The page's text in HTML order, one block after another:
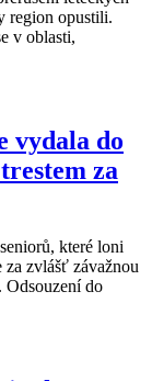
region opustili.
v oblasti,
vydala do
za
které loni
za zvlášť závažnou
Odsouzení do